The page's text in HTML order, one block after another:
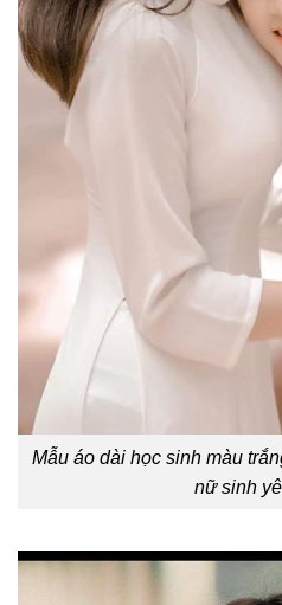
Mẫu áo dài học sinh màu
nữ sinh